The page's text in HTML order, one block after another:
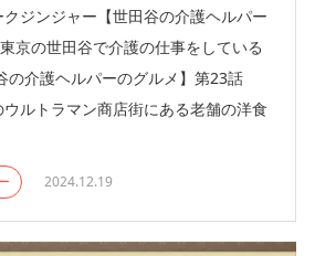
ジンジャー【世田谷の介護ヘルパー
京の世田谷で介護の仕事をしている
の介護ヘルパーのグルメ】第23話
ルトラマン商店街にある老舗の洋食
2024.12.19